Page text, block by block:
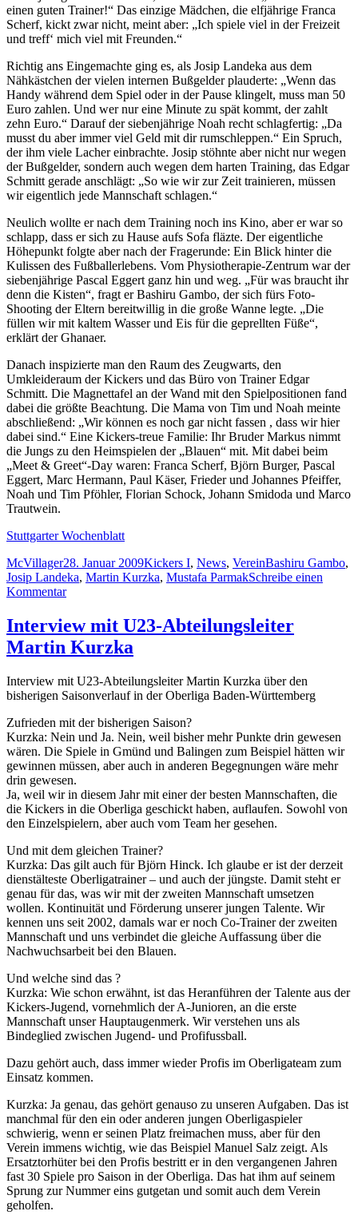
einen guten Trainer!“ Das einzige Mädchen, die elfjährige Franca
Scherf, kickt zwar nicht, meint aber: „Ich spiele viel in der Freizeit
und treff‘ mich viel mit Freunden.“
Richtig ans Eingemachte ging es, als Josip Landeka aus dem
Nähkästchen der vielen internen Bußgelder plauderte: „Wenn das
Handy während dem Spiel oder in der Pause klingelt, muss man 50
Euro zahlen. Und wer nur eine Minute zu spät kommt, der zahlt
zehn Euro.“ Darauf der siebenjährige Noah recht schlagfertig: „Da
musst du aber immer viel Geld mit dir rumschleppen.“ Ein Spruch,
der ihm viele Lacher einbrachte. Josip stöhnte aber nicht nur wegen
der Bußgelder, sondern auch wegen dem harten Training, das Edgar
Schmitt gerade anschlägt: „So wie wir zur Zeit trainieren, müssen
wir eigentlich jede Mannschaft schlagen.“
Neulich wollte er nach dem Training noch ins Kino, aber er war so
schlapp, dass er sich zu Hause aufs Sofa fläzte. Der eigentliche
Höhepunkt folgte aber nach der Fragerunde: Ein Blick hinter die
Kulissen des Fußballerlebens. Vom Physiotherapie-Zentrum war der
siebenjährige Pascal Eggert ganz hin und weg. „Für was braucht ihr
denn die Kisten“, fragt er Bashiru Gambo, der sich fürs Foto-
Shooting der Eltern bereitwillig in die große Wanne legte. „Die
füllen wir mit kaltem Wasser und Eis für die geprellten Füße“,
erklärt der Ghanaer.
Danach inspizierte man den Raum des Zeugwarts, den
Umkleideraum der Kickers und das Büro von Trainer Edgar
Schmitt. Die Magnettafel an der Wand mit den Spielpositionen fand
dabei die größte Beachtung. Die Mama von Tim und Noah meinte
abschließend: „Wir können es noch gar nicht fassen , dass wir hier
dabei sind.“ Eine Kickers-treue Familie: Ihr Bruder Markus nimmt
die Jungs zu den Heimspielen der „Blauen“ mit. Mit dabei beim
„Meet & Greet“-Day waren: Franca Scherf, Björn Burger, Pascal
Eggert, Marc Hermann, Paul Käser, Frieder und Johannes Pfeiffer,
Noah und Tim Pföhler, Florian Schock, Johann Smidoda und Marco
Trautwein.
Stuttgarter Wochenblatt
Autor
McVillagerVeröffentlicht
am
28. Januar 2009Kategorien
Kickers I, News, VereinSchlagwörter
Bashiru Gambo,
Josip Landeka, Martin Kurzka, Mustafa ParmakSchreibe einen
Kommentarzu
du
viel
schleppen“
Interview mit U23-Abteilungsleiter
Martin Kurzka
Interview mit U23-Abteilungsleiter Martin Kurzka über den
bisherigen Saisonverlauf in der Oberliga Baden-Württemberg
Zufrieden mit der bisherigen Saison?
Kurzka: Nein und Ja. Nein, weil bisher mehr Punkte drin gewesen
wären. Die Spiele in Gmünd und Balingen zum Beispiel hätten wir
gewinnen müssen, aber auch in anderen Begegnungen wäre mehr
drin gewesen.
Ja, weil wir in diesem Jahr mit einer der besten Mannschaften, die
die Kickers in die Oberliga geschickt haben, auflaufen. Sowohl von
den Einzelspielern, aber auch vom Team her gesehen.
Und mit dem gleichen Trainer?
Kurzka: Das gilt auch für Björn Hinck. Ich glaube er ist der derzeit
dienstälteste Oberligatrainer – und auch der jüngste. Damit steht er
genau für das, was wir mit der zweiten Mannschaft umsetzen
wollen. Kontinuität und Förderung unserer jungen Talente. Wir
kennen uns seit 2002, damals war er noch Co-Trainer der zweiten
Mannschaft und uns verbindet die gleiche Auffassung über die
Nachwuchsarbeit bei den Blauen.
Und welche sind das ?
Kurzka: Wie schon erwähnt, ist das Heranführen der Talente aus der
Kickers-Jugend, vornehmlich der A-Junioren, an die erste
Mannschaft unser Hauptaugenmerk. Wir verstehen uns als
Bindeglied zwischen Jugend- und Profifussball.
Dazu gehört auch, dass immer wieder Profis im Oberligateam zum
Einsatz kommen.
Kurzka: Ja genau, das gehört genauso zu unseren Aufgaben. Das ist
manchmal für den ein oder anderen jungen Oberligaspieler
schwierig, wenn er seinen Platz freimachen muss, aber für den
Verein immens wichtig, wie das Beispiel Manuel Salz zeigt. Als
Ersatztorhüter bei den Profis bestritt er in den vergangenen Jahren
fast 30 Spiele pro Saison in der Oberliga. Das hat ihm auf seinem
Sprung zur Nummer eins gutgetan und somit auch dem Verein
geholfen.